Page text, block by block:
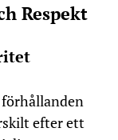
Respekt
efter ett